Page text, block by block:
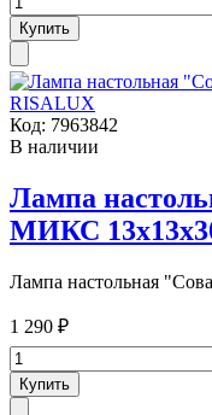
Код: 7963842
В наличии
Лампа
МИКС
Лампа настольная
1 290 ₽